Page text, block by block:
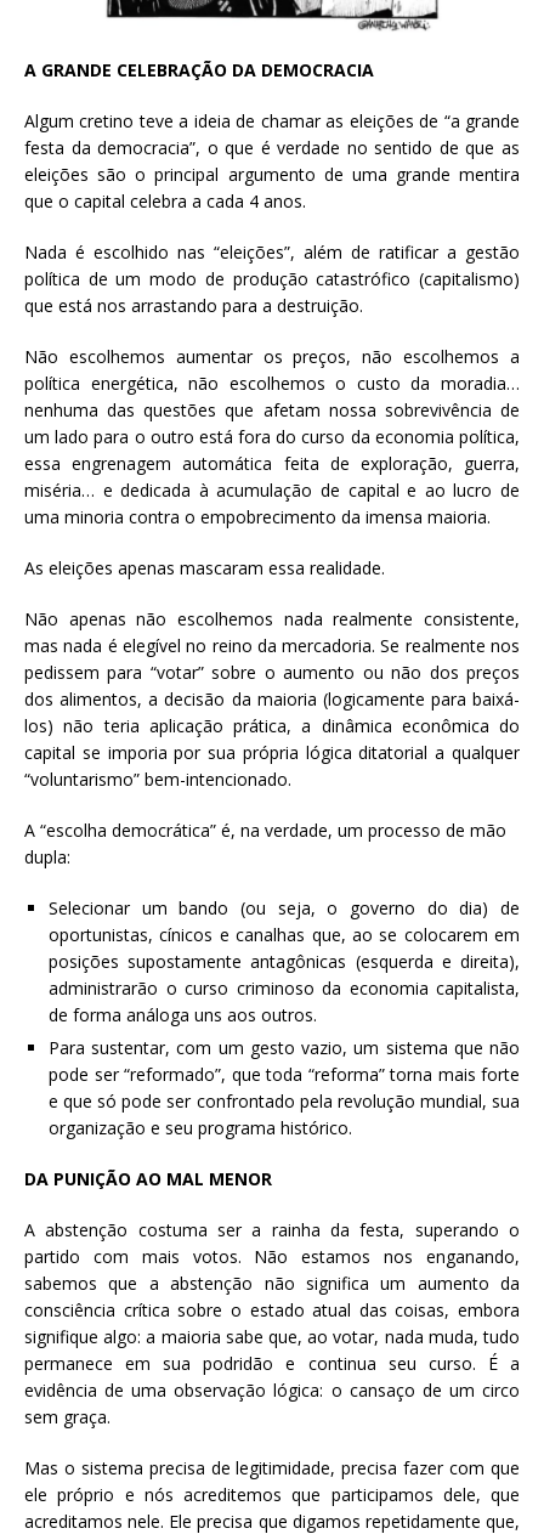
A GRANDE CELEBRAÇÃO DA DEMOCRACIA
Algum cretino teve a ideia de chamar as eleições de “a grande
festa da democracia”, o que é verdade no sentido de que as
eleições são o principal argumento de uma grande mentira
que o capital celebra a cada 4 anos.
Nada é escolhido nas “eleições”, além de ratificar a gestão
política de um modo de produção catastrófico (capitalismo)
que está nos arrastando para a destruição.
Não escolhemos aumentar os preços, não escolhemos a
política energética, não escolhemos o custo da moradia…
nenhuma das questões que afetam nossa sobrevivência de
um lado para o outro está fora do curso da economia política,
essa engrenagem automática feita de exploração, guerra,
miséria… e dedicada à acumulação de capital e ao lucro de
uma minoria contra o empobrecimento da imensa maioria.
As eleições apenas mascaram essa realidade.
Não apenas não escolhemos nada realmente consistente,
mas nada é elegível no reino da mercadoria. Se realmente nos
pedissem para “votar” sobre o aumento ou não dos preços
dos alimentos, a decisão da maioria (logicamente para baixá-
los) não teria aplicação prática, a dinâmica econômica do
capital se imporia por sua própria lógica ditatorial a qualquer
“voluntarismo” bem-intencionado.
A “escolha democrática” é, na verdade, um processo de mão
dupla:
Selecionar um bando (ou seja, o governo do dia) de
oportunistas, cínicos e canalhas que, ao se colocarem em
posições supostamente antagônicas (esquerda e direita),
administrarão o curso criminoso da economia capitalista,
de forma análoga uns aos outros.
Para sustentar, com um gesto vazio, um sistema que não
pode ser “reformado”, que toda “reforma” torna mais forte
e que só pode ser confrontado pela revolução mundial, sua
organização e seu programa histórico.
DA PUNIÇÃO AO MAL MENOR
A abstenção costuma ser a rainha da festa, superando o
partido com mais votos. Não estamos nos enganando,
sabemos que a abstenção não significa um aumento da
consciência crítica sobre o estado atual das coisas, embora
signifique algo: a maioria sabe que, ao votar, nada muda, tudo
permanece em sua podridão e continua seu curso. É a
evidência de uma observação lógica: o cansaço de um circo
sem graça.
Mas o sistema precisa de legitimidade, precisa fazer com que
ele próprio e nós acreditemos que participamos dele, que
acreditamos nele. Ele precisa que digamos repetidamente que,